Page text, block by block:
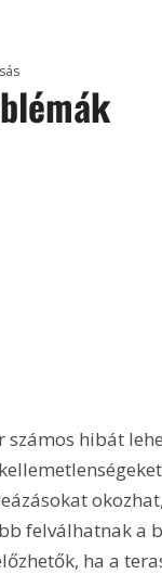
számos hibát
felválhatnak a
ha a